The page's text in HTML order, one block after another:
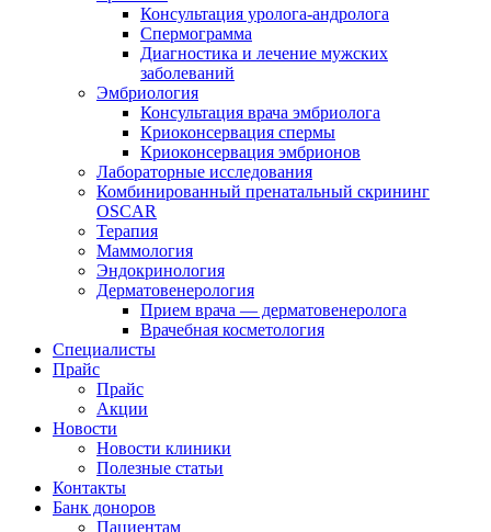
Консультация уролога-андролога
Спермограмма
Диагностика и лечение мужских
заболеваний
Эмбриология
Консультация врача эмбриолога
Криоконсервация спермы
Криоконсервация эмбрионов
Лабораторные исследования
Комбинированный пренатальный скрининг
OSCAR
Терапия
Маммология
Эндокринология
Дерматовенерология
Прием врача — дерматовенеролога
Врачебная косметология
Специалисты
Прайс
Прайс
Акции
Новости
Новости клиники
Полезные статьи
Контакты
Банк доноров
Пациентам